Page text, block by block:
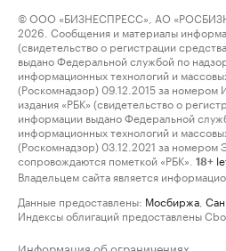
© ООО «БИЗНЕСПРЕСС», АО
2026. Сообщения и материалы
(свидетельство о регистрации
выдано Федеральной службой по
информационных технологий и
(Роскомнадзор) 09.12.2015 за
издания «РБК» (свидетельство о
информации выдано Федеральной
информационных технологий и
(Роскомнадзор) 03.12.2021 за
сопровождаются пометкой «РБК».
18+
Владельцем сайта является
Данные предоставлены: Мосбиржа
Индексы облигаций предоставлены
Информация об ограничениях